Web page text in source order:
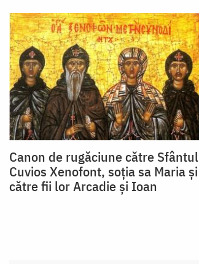
Canon de rugăciune către Sfântul
Cuvios Xenofont, soţia sa Maria şi
către fii lor Arcadie şi Ioan